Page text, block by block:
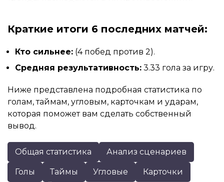
Краткие итоги 6 последних матчей:
Кто сильнее: (4 побед против 2).
Средняя результативность: 3.33 гола за игру.
Ниже представлена подробная статистика по
голам, таймам, угловым, карточкам и ударам,
которая поможет вам сделать собственный
вывод.
Общая статистика Анализ сценариев
Голы Таймы Угловые Карточки